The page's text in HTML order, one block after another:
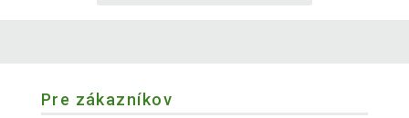
Pre zákazníkov